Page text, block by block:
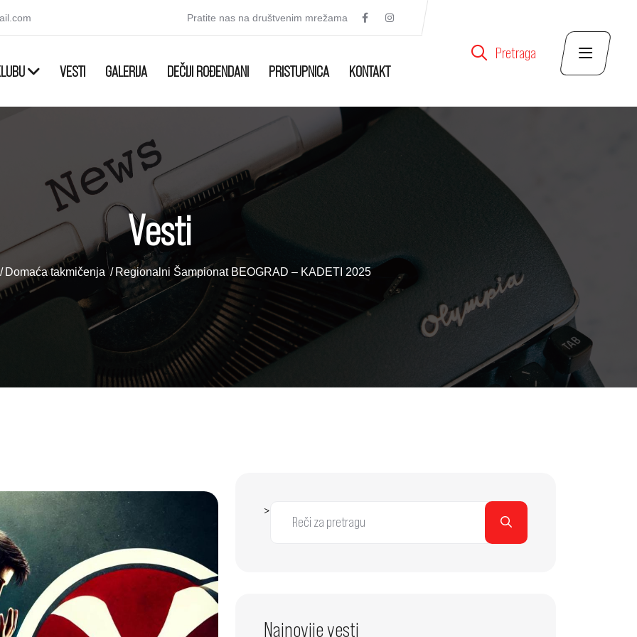
Pratite nas na društvenim mrežama
VESTI GALERIJA DEČIJI ROĐENDANI PRISTUPNICA KONTAKT
Pretraga
Vesti
Domaća takmičenja Regionalni Šampionat BEOGRAD – KADETI 2025
>
Najnovije vesti